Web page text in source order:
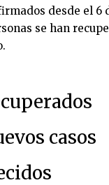
desde el 6
se han
casos